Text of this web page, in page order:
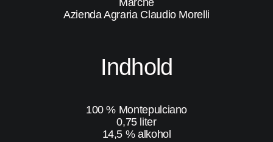
Azienda Agraria Claudio Morelli
Indhold
100 % Montepulciano
0,75 liter
14,5 % alkohol